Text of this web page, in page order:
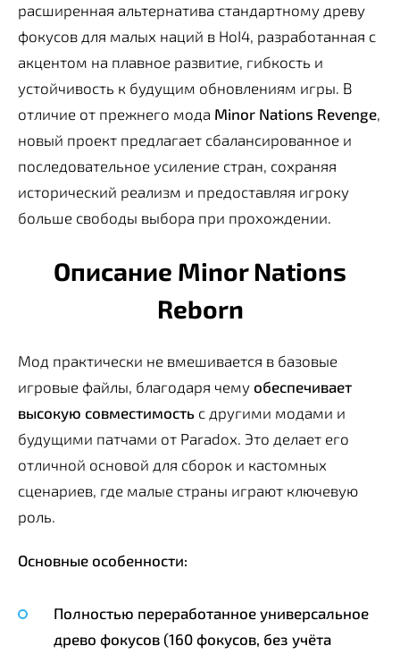
расширенная альтернатива стандартному древу
фокусов для малых наций в HoI4, разработанная с
акцентом на плавное развитие, гибкость и
устойчивость к будущим обновлениям игры. В
отличие от прежнего мода Minor Nations Revenge,
новый проект предлагает сбалансированное и
последовательное усиление стран, сохраняя
исторический реализм и предоставляя игроку
больше свободы выбора при прохождении.
Описание Minor Nations
Reborn
Мод практически не вмешивается в базовые
игровые файлы, благодаря чему обеспечивает
высокую совместимость с другими модами и
будущими патчами от Paradox. Это делает его
отличной основой для сборок и кастомных
сценариев, где малые страны играют ключевую
роль.
Основные особенности:
Полностью переработанное универсальное
древо фокусов (160 фокусов, без учёта